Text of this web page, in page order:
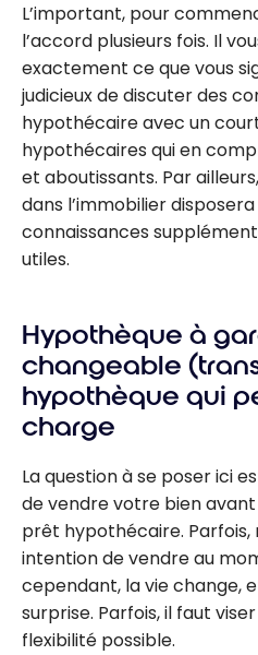
L’important, pour
l’accord plusieurs fois. Il
exactement ce que vous
judicieux de discuter des
hypothécaire avec un
hypothécaires qui en
et aboutissants. Par
dans l’immobilier
connaissances
utiles.
Hypothèque à
changeable
hypothèque qui
charge
La question à se poser ici
de vendre votre bien
prêt hypothécaire. Parfois,
intention de vendre au
cependant, la vie change,
surprise. Parfois, il faut
flexibilité possible.